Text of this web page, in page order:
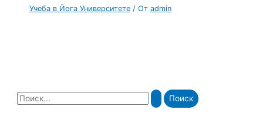
Учеба в Йога Университете/ От admin
П